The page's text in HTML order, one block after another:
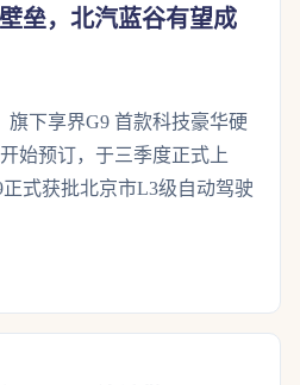
垒，北汽蓝谷有望成
旗下享界G9 首款科技豪华硬
始预订，于三季度正式上
式获批北京市L3级自动驾驶